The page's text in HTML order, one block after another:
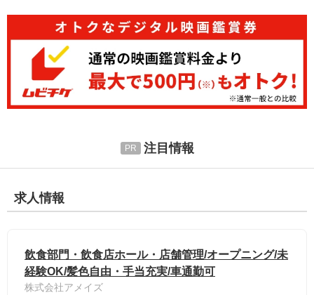
注目情報
求人情報
飲食部門・飲食店ホール・店舗管理/オープニング/未
経験OK/髪色自由・手当充実/車通勤可
株式会社アメイズ